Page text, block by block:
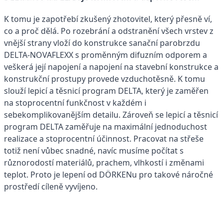
K tomu je zapotřebí zkušený zhotovitel, který přesně ví,
co a proč dělá. Po rozebrání a odstranění všech vrstev z
vnější strany vloží do konstrukce sanační parobrzdu
DELTA-NOVAFLEXX s proměnným difuzním odporem a
veškerá její napojení a napojení na stavební konstrukce a
konstrukční prostupy provede vzduchotěsně. K tomu
slouží lepicí a těsnicí program DELTA, který je zaměřen
na stoprocentní funkčnost v každém i
sebekomplikovanějším detailu. Zároveň se lepicí a těsnicí
program DELTA zaměřuje na maximální jednoduchost
realizace a stoprocentní účinnost. Pracovat na střeše
totiž není vůbec snadné, navíc musíme počítat s
různorodostí materiálů, prachem, vlhkostí i změnami
teplot. Proto je lepení od DÖRKENu pro takové náročné
prostředí cíleně vyvíjeno.